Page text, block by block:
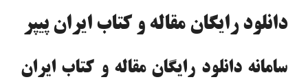
دانلود رایگان مقاله و کتاب ایران پیپر
سامانه دانلود رایگان مقاله و کتاب ایران